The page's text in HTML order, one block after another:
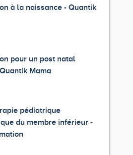
à la naissance - Quantik
pour un post natal
Mama
pédiatrique
du membre inférieur -